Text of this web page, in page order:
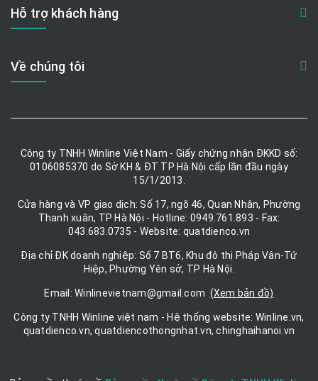
Hỗ trợ khách hàng
Về chúng tôi
Công ty TNHH Winline Việt Nam - Giấy chứng nhận ĐKKD số:
0106085370 do Sở KH & ĐT TP Hà Nội cấp lần đầu ngày
15/1/2013.
Cửa hàng và VP giao dịch: Số 17, ngõ 46, Quan Nhân, Phường
Thanh xuân, TP Hà Nội - Hotline: 0949.761.893 - Fax:
043.683.0735 - Website: quatdienco.vn
Địa chỉ ĐK doanh nghiệp: Số 7 BT6, Khu đô thị Pháp Vân-Tứ
Hiệp, Phường Yên sở, TP Hà Nội.
Email: Winlinevietnam@gmail.com (Xem bản đồ)
Công ty TNHH Winline việt nam - Hệ thống website: Winline.vn,
quatdienco.vn, quatdiencothongnhat.vn, chinghaihanoi.vn